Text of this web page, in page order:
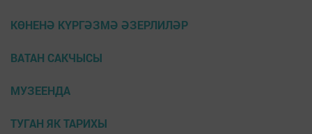
КӨНЕНӘ КҮРГӘЗМӘ ӘЗЕРЛИЛӘР
ВАТАН САКЧЫСЫ
МУЗЕЕНДА
ТУГАН ЯК ТАРИХЫ